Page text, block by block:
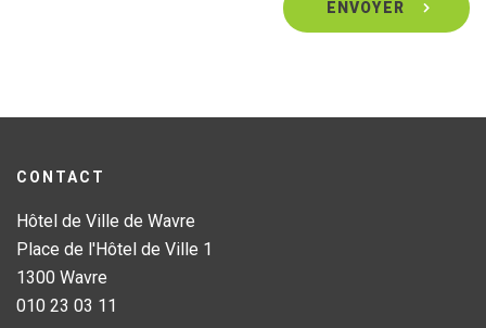
CONTACT
Hôtel de Ville de Wavre
Place de l'Hôtel de Ville 1
1300 Wavre
010 23 03 11